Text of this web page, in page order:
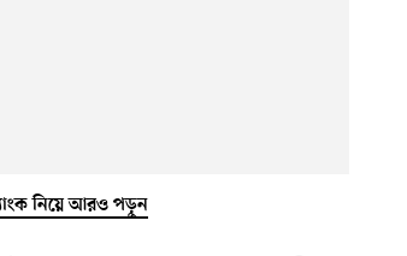
নিয়ে আরও পড়ুন